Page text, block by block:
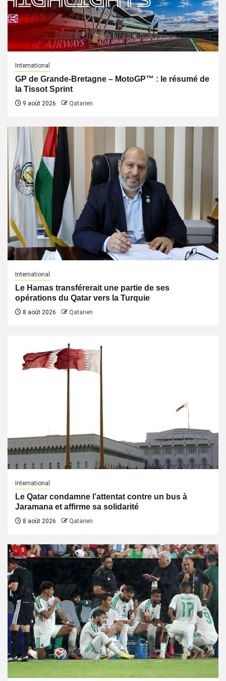
International
GP de Grande-Bretagne – MotoGP™ : le résumé de
la Tissot Sprint
9 août 2026 Qatarien
International
Le Hamas transférerait une partie de ses
opérations du Qatar vers la Turquie
8 août 2026 Qatarien
International
Le Qatar condamne l’attentat contre un bus à
Jaramana et affirme sa solidarité
8 août 2026 Qatarien